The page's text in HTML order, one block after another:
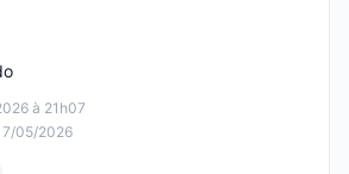
à 21h07
05/2026